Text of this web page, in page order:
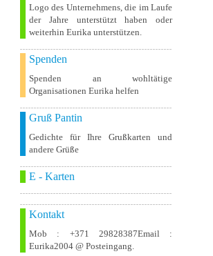
Logo des Unternehmens, die im Laufe
der Jahre unterstützt haben oder
weiterhin Eurika unterstützen.
Spenden
Spenden an wohltätige
Organisationen Eurika helfen
Gruß Pantin
Gedichte für Ihre Grußkarten und
andere Grüße
E - Karten
Kontakt
Mob : +371 29828387Email :
Eurika2004 @ Posteingang.